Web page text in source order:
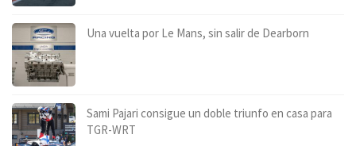
Una vuelta por Le Mans, sin salir de Dearborn
Sami Pajari consigue un doble triunfo en casa para
TGR-WRT